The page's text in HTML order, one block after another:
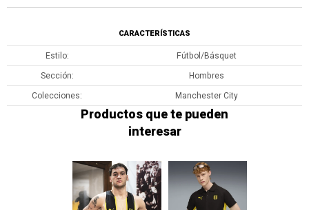
CARACTERÍSTICAS
Estilo
Fútbol/Básquet
Sección
Hombres
Colecciones
Manchester City
Productos que te pueden
interesar